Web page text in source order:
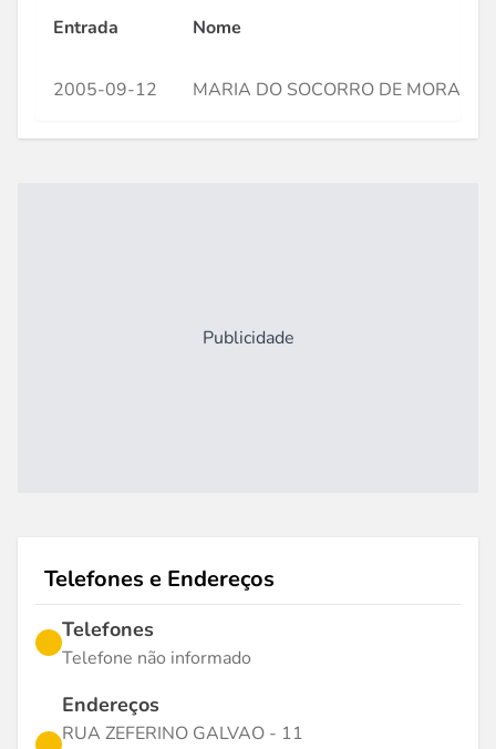
Entrada Nome
2005-09-12 MARIA DO SOCORRO DE MORAIS
Publicidade
Telefones e Endereços
Telefones
Telefone não informado
Endereços
RUA ZEFERINO GALVAO - 11